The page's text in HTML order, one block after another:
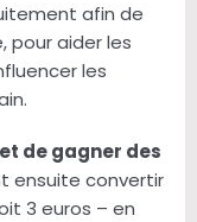
afin de
pour aider les
les
de gagner des
ensuite convertir
3 euros – en